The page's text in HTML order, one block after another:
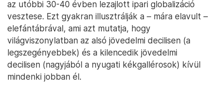
az utóbbi 30-40 évben lezajlott ipari globalizáció
vesztese. Ezt gyakran illusztrálják a – mára elavult –
elefántábrával, ami azt mutatja, hogy
világviszonylatban az alsó jövedelmi decilisen (a
legszegényebbek) és a kilencedik jövedelmi
decilisen (nagyjából a nyugati kékgallérosok) kívül
mindenki jobban él.